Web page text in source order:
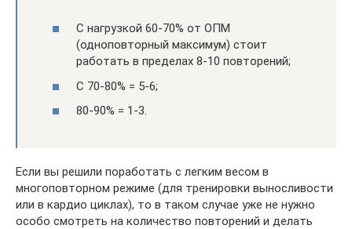
С нагрузкой 60-70% от ОПМ
(одноповторный максимум) стоит
работать в пределах 8-10 повторений;
С 70-80% = 5-6;
80-90% = 1-3.
Если вы решили поработать с легким весом в
многоповторном режиме (для тренировки выносливости
или в кардио циклах), то в таком случае уже не нужно
особо смотреть на количество повторений и делать